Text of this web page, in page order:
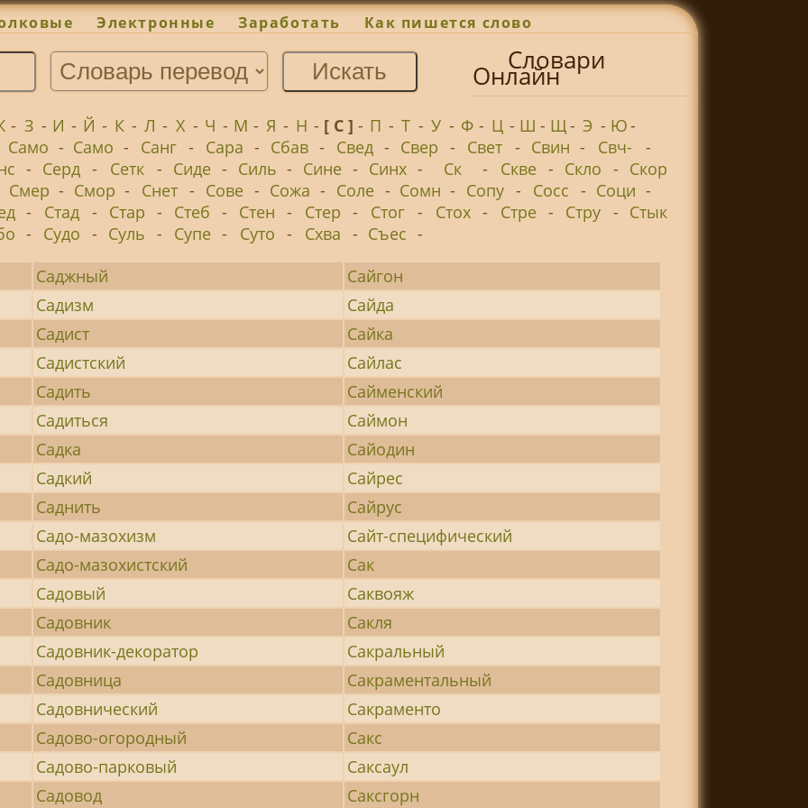
Электронные Заработать Как пишется слово
Словари
Онлайн
- З - И - Й - К - Л - Х - Ч - М - Я - Н - [ С ] - П - Т - У - Ф - Ц - Ш - Щ- Э - Ю-
Само - Само - Санг - Сара - Сбав - Свед - Свер - Свет - Свин - Свч-
-
- Серд - Сетк - Сиде - Силь - Сине - Синх - Ск - Скве - Скло - Скор
Смер - Смор - Снет - Сове - Сожа - Соле - Сомн - Сопу - Сосс - Соци -
- Стад - Стар - Стеб - Стен - Стер - Стог - Стох - Стре - Стру - Стык
- Судо - Суль - Супе - Суто - Схва - Съес -
Саджный
Сайгон
Садизм
Сайда
Садист
Сайка
Садистский
Сайлас
Садить
Сайменский
Садиться
Саймон
Садка
Сайодин
Садкий
Сайрес
Саднить
Сайрус
Садо-мазохизм
Сайт-специфический
Садо-мазохистский
Сак
Садовый
Саквояж
Садовник
Сакля
Садовник-декоратор
Сакральный
Садовница
Сакраментальный
Садовнический
Сакраменто
Садово-огородный
Сакс
Садово-парковый
Саксаул
Садовод
Саксгорн